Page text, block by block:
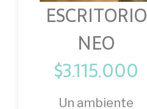
ESCRITORIO
NEO
$3.115.000
Un ambiente